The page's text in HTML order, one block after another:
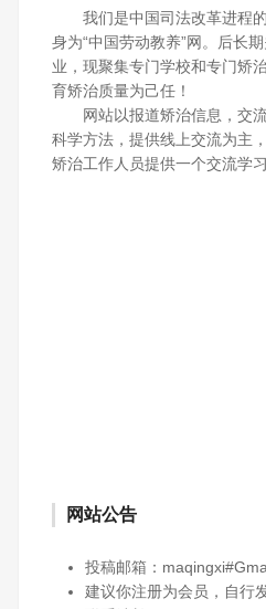
我们是中国司法改革进程的
身为“中国劳动教养”网。后长
业，现聚集专门学校和专门矫
育矫治质量为己任！
网站以报道矫治信息，交流
科学方法，提供线上交流为主
矫治工作人员提供一个交流学习
网站公告
投稿邮箱：
建议你注册为会员，自行